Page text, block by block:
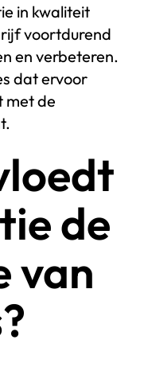
in kwaliteit
voortdurend
en verbeteren.
dat ervoor
met de
de
van